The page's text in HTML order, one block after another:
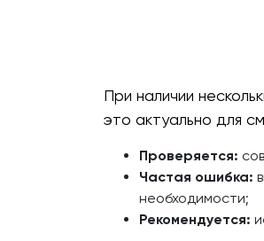
При наличии
это актуально для
Проверяется:
Частая ошибка:
необходимости;
Рекомендуется: